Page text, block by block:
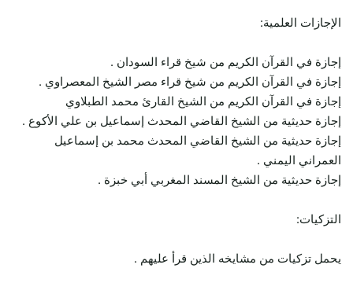
الإجازات العلمية:
إجازة في القرآن الكريم من شيخ قراء السودان .
إجازة في القرآن الكريم من شيخ قراء مصر الشيخ المعصراوي .
إجازة في القرآن الكريم من الشيخ القارئ محمد الطبلاوي
إجازة حديثية من الشيخ القاضي المحدث إسماعيل بن علي الأكوع .
إجازة حديثية من الشيخ القاضي المحدث محمد بن إسماعيل
العمراني اليمني .
إجازة حديثية من الشيخ المسند المغربي أبي خبزة .
التزكيات:
يحمل تزكيات من مشايخه الذين قرأ عليهم .